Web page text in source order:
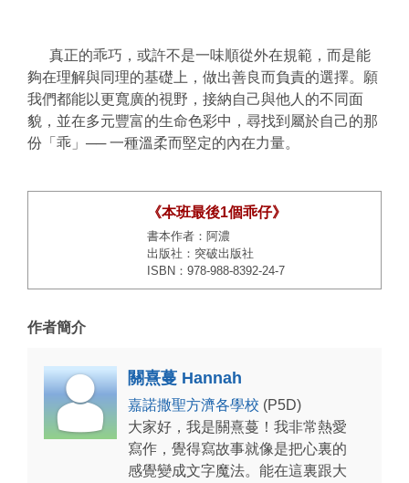
真正的乖巧，或許不是一味順從外在規範，而是能
夠在理解與同理的基礎上，做出善良而負責的選擇。願
我們都能以更寬廣的視野，接納自己與他人的不同面
貌，並在多元豐富的生命色彩中，尋找到屬於自己的那
份「乖」 ──一種溫柔而堅定的內在力量。
《本班最後1個乖仔》
書本作者：阿濃
出版社：突破出版社
ISBN：978-988-8392-24-7
作者簡介
關熹蔓 Hannah
嘉諾撒聖方濟各學校 (P5D)
大家好，我是關熹蔓！我非常熱愛
寫作，覺得寫故事就像是把心裏的
感覺變成文字魔法。能在這裏跟大